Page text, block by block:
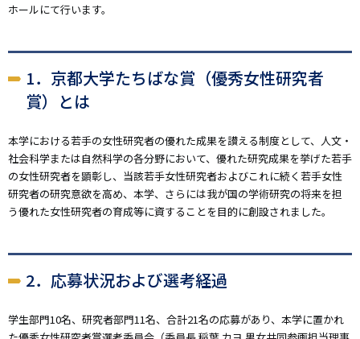
ホールにて行います。
1．京都大学たちばな賞（優秀女性研究者
賞）とは
本学における若手の女性研究者の優れた成果を讃える制度として、人文・
社会科学または自然科学の各分野において、優れた研究成果を挙げた若手
の女性研究者を顕彰し、当該若手女性研究者およびこれに続く若手女性
研究者の研究意欲を高め、本学、さらには我が国の学術研究の将来を担
う優れた女性研究者の育成等に資することを目的に創設されました。
2．応募状況および選考経過
学生部門10名、研究者部門11名、合計21名の応募があり、本学に置かれ